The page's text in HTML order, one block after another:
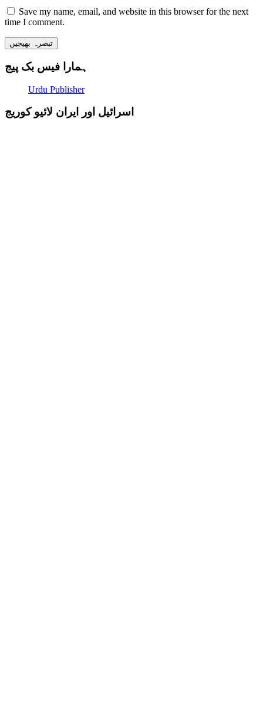
Save my name, email, and website in this browser for the next
time I comment.
ہمارا فیس بک پیج
Urdu Publisher
اسرائیل اور ایران لائیو کوریج